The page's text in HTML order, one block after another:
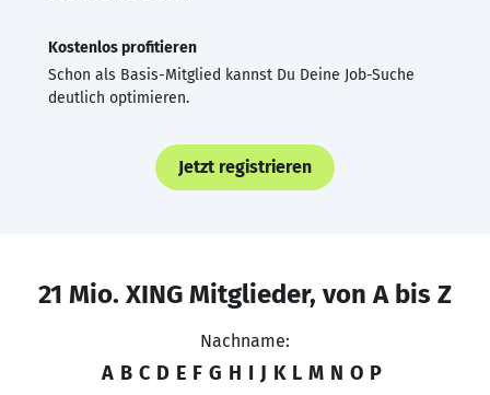
Kostenlos profitieren
Schon als Basis-Mitglied kannst Du Deine Job-Suche
deutlich optimieren.
Jetzt registrieren
21 Mio. XING Mitglieder, von A bis Z
Nachname:
A B C D E F G H I J K L M N O P